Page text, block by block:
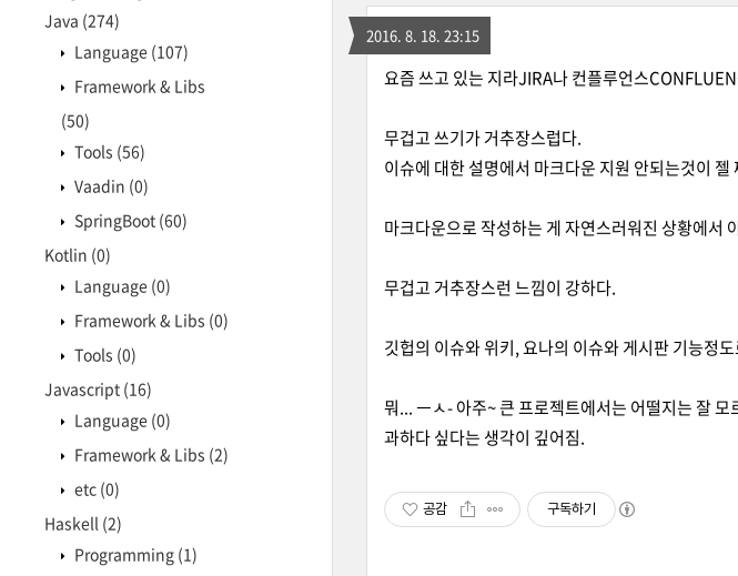
Java (274)
Language (107)
Framework & Libs
(50)
Tools (56)
Vaadin (0)
SpringBoot (60)
Kotlin (0)
Language (0)
Framework & Libs (0)
Tools (0)
Javascript (16)
Language (0)
Framework & Libs (2)
etc (0)
Haskell (2)
Programming (1)
2016. 8. 18. 23:15
요즘 쓰고 있는 지라JIRA나 컨플루언스
무겁고 쓰기가 거추장스럽다.
이슈에 대한 설명에서 마크다운 지원 안되는것이 젤
마크다운으로 작성하는 게 자연스러워진 상황에서
무겁고 거추장스런 느낌이 강하다.
깃헙의 이슈와 위키, 요나의 이슈와 게시판 기능정
뭐... ㅡㅅ- 아주~ 큰 프로젝트에서는 어떨지는 잘
과하다 싶다는 생각이 깊어짐.
공감 구독하기